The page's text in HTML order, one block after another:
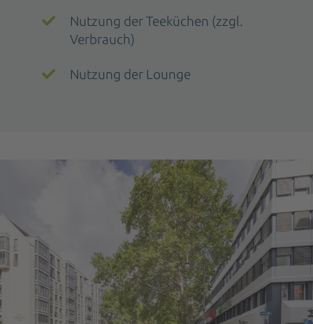
Nutzung der Teeküchen (zzgl.
Verbrauch)
Nutzung der Lounge